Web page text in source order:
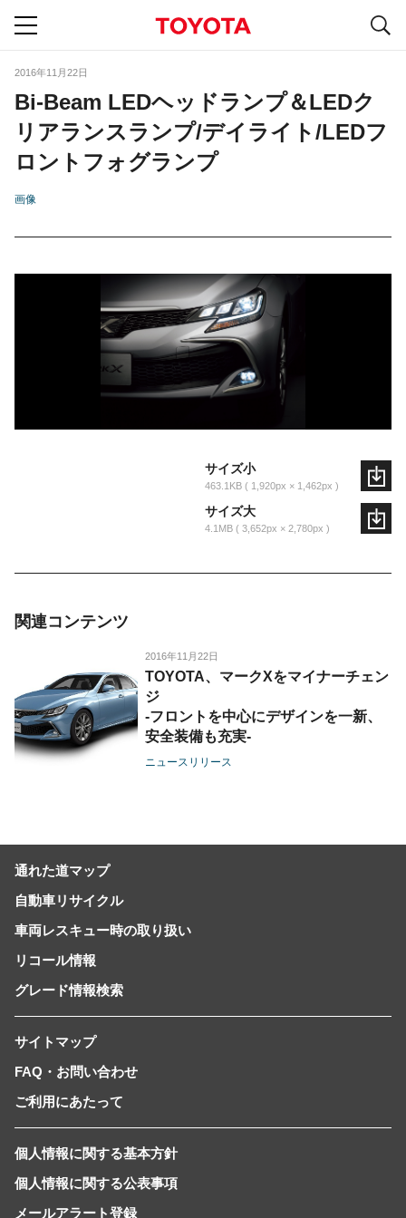
2016年11月22日
Bi-Beam LEDヘッドランプ＆LEDク
リアランスランプ/デイライト/LEDフ
ロントフォグランプ
画像
サイズ小
463.1KB 1,920px × 1,462px
サイズ大
4.1MB 3,652px × 2,780px
関連コンテンツ
2016年11月22日
TOYOTA、マークXをマイナーチェン
ジ
-フロントを中心にデザインを一新、
安全装備も充実-
ニュースリリース
通れた道マップ
自動車リサイクル
車両レスキュー時の取り扱い
リコール情報
グレード情報検索
サイトマップ
FAQ・お問い合わせ
ご利用にあたって
個人情報に関する基本方針
個人情報に関する公表事項
メールアラート登録